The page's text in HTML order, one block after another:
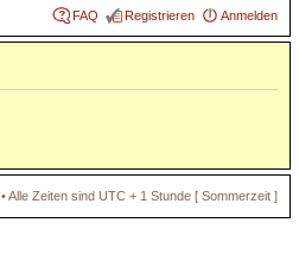
FAQ Registrieren Anmelden
• Alle Zeiten sind UTC + 1 Stunde [ Sommerzeit ]